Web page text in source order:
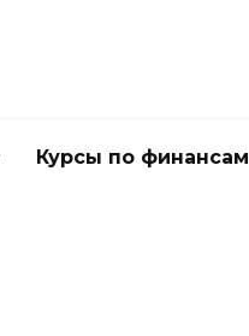
Курсы по финансам